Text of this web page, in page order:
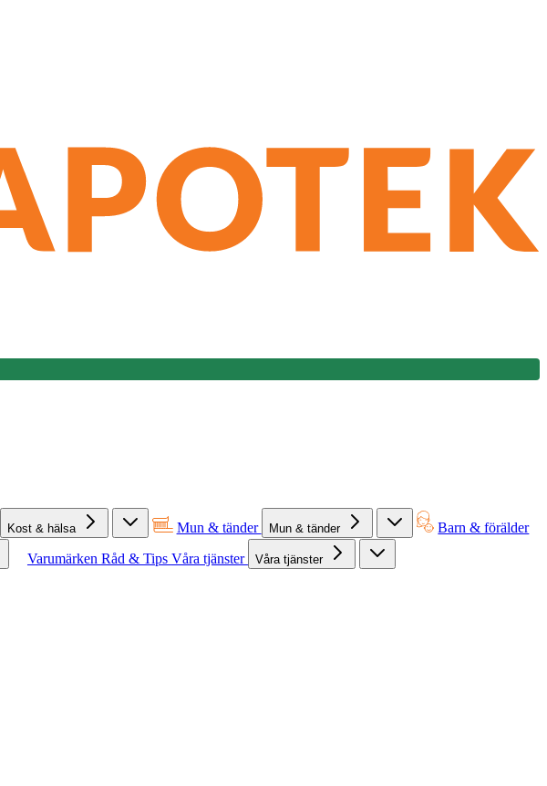
Kost & hälsa Mun & tänder Mun & tänder Barn & förälder
Varumärken Råd & Tips Våra tjänster Våra tjänster